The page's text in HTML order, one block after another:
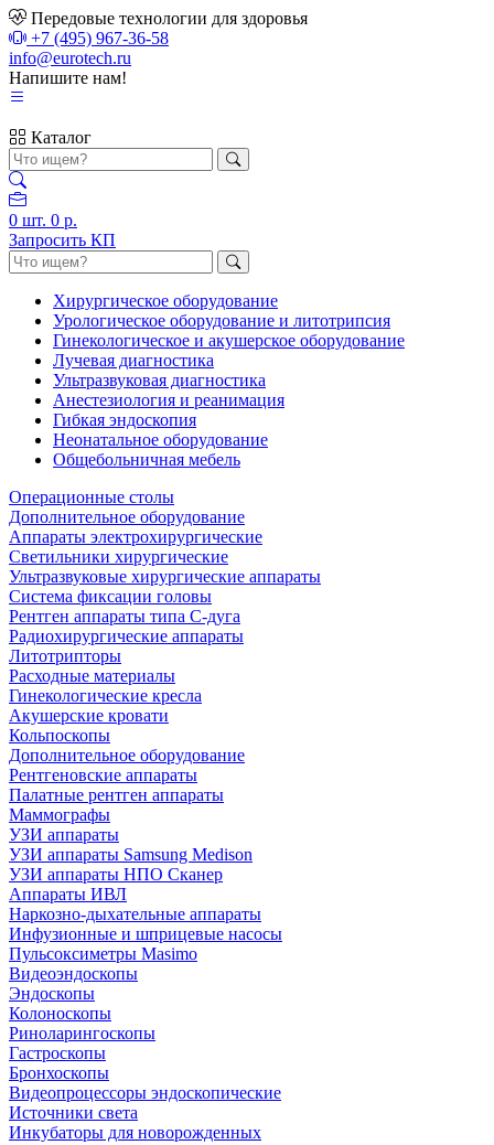
Передовые технологии для здоровья
+7 (495) 967-36-58
info@eurotech.ru
Напишите нам!
Каталог
0 шт. 0 р.
Запросить КП
Хирургическое оборудование
Урологическое оборудование и литотрипсия
Гинекологическое и акушерское оборудование
Лучевая диагностика
Ультразвуковая диагностика
Анестезиология и реанимация
Гибкая эндоскопия
Неонатальное оборудование
Общебольничная мебель
Операционные столы
Дополнительное оборудование
Аппараты электрохирургические
Светильники хирургические
Ультразвуковые хирургические аппараты
Система фиксации головы
Рентген аппараты типа С-дуга
Радиохирургические аппараты
Литотрипторы
Расходные материалы
Гинекологические кресла
Акушерские кровати
Кольпоскопы
Дополнительное оборудование
Рентгеновские аппараты
Палатные рентген аппараты
Маммографы
УЗИ аппараты
УЗИ аппараты Samsung Medison
УЗИ аппараты НПО Сканер
Аппараты ИВЛ
Наркозно-дыхательные аппараты
Инфузионные и шприцевые насосы
Пульсоксиметры Masimo
Видеоэндоскопы
Эндоскопы
Колоноскопы
Риноларингоскопы
Гастроскопы
Бронхоскопы
Видеопроцессоры эндоскопические
Источники света
Инкубаторы для новорожденных